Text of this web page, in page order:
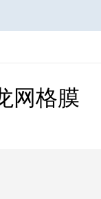
网格膜